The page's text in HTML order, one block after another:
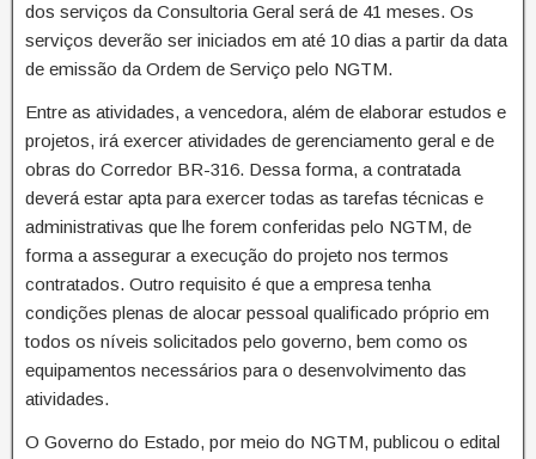
dos serviços da Consultoria Geral será de 41 meses. Os
serviços deverão ser iniciados em até 10 dias a partir da data
de emissão da Ordem de Serviço pelo NGTM.
Entre as atividades, a vencedora, além de elaborar estudos e
projetos, irá exercer atividades de gerenciamento geral e de
obras do Corredor BR-316. Dessa forma, a contratada
deverá estar apta para exercer todas as tarefas técnicas e
administrativas que lhe forem conferidas pelo NGTM, de
forma a assegurar a execução do projeto nos termos
contratados. Outro requisito é que a empresa tenha
condições plenas de alocar pessoal qualificado próprio em
todos os níveis solicitados pelo governo, bem como os
equipamentos necessários para o desenvolvimento das
atividades.
O Governo do Estado, por meio do NGTM, publicou o edital